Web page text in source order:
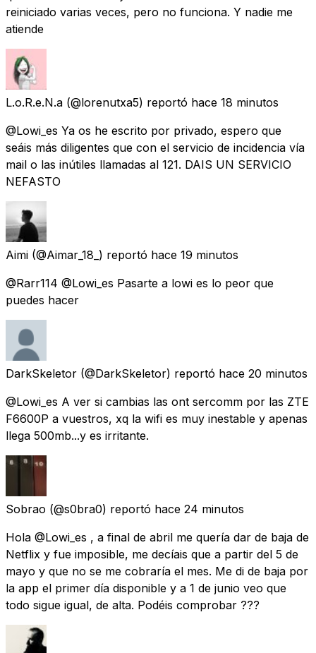
reiniciado varias veces, pero no funciona. Y nadie me
atiende
L.o.R.e.N.a (@lorenutxa5) reportó hace 18 minutos
@Lowi_es Ya os he escrito por privado, espero que
seáis más diligentes que con el servicio de incidencia vía
mail o las inútiles llamadas al 121. DAIS UN SERVICIO
NEFASTO
Aimi (@Aimar_18_) reportó hace 19 minutos
@Rarr114 @Lowi_es Pasarte a lowi es lo peor que
puedes hacer
DarkSkeletor (@DarkSkeletor) reportó hace 20 minutos
@Lowi_es A ver si cambias las ont sercomm por las ZTE
F6600P a vuestros, xq la wifi es muy inestable y apenas
llega 500mb...y es irritante.
Sobrao (@s0bra0) reportó hace 24 minutos
Hola @Lowi_es , a final de abril me quería dar de baja de
Netflix y fue imposible, me decíais que a partir del 5 de
mayo y que no se me cobraría el mes. Me di de baja por
la app el primer día disponible y a 1 de junio veo que
todo sigue igual, de alta. Podéis comprobar ???